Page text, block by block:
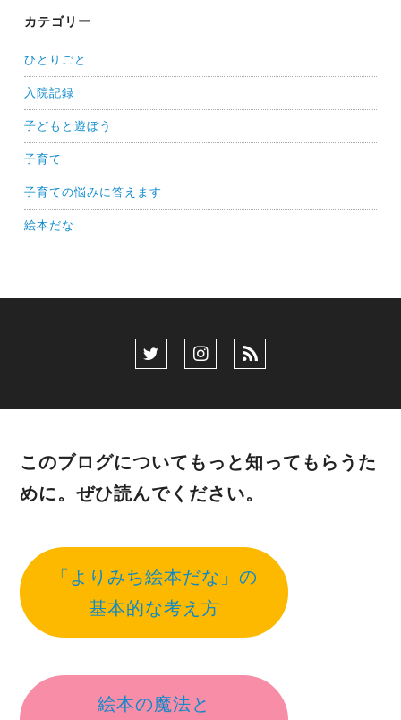
カテゴリー
ひとりごと
入院記録
子どもと遊ぼう
子育て
子育ての悩みに答えます
絵本だな
このブログについてもっと知ってもらうた
めに。ぜひ読んでください。
「よりみち絵本だな」の
基本的な考え方
絵本の魔法と